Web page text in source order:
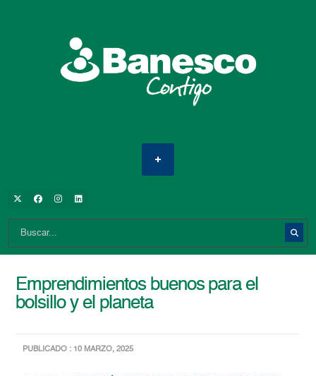
Emprendimientos buenos para el
bolsillo y el planeta
PUBLICADO : 10 MARZO, 2025